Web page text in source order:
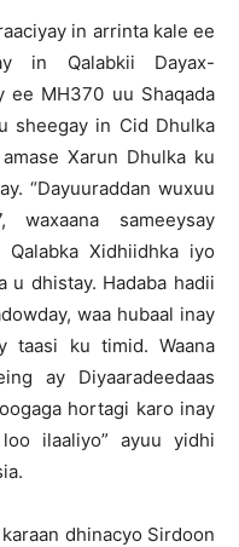
in arrinta kale ee
in Qalabkii Dayax-
ee MH370 uu Shaqada
sheegay in Cid Dhulka
Xarun Dhulka ku
“Dayuuraddan wuxuu
waxaana sameeysay
Xidhiidhka iyo
u dhistay. Hadaba hadii
waa hubaal inay
taasi ku timid. Waana
ay Diyaaradeedaas
hortagi karo inay
ilaaliyo” ayuu yidhi
dhinacyo Sirdoon